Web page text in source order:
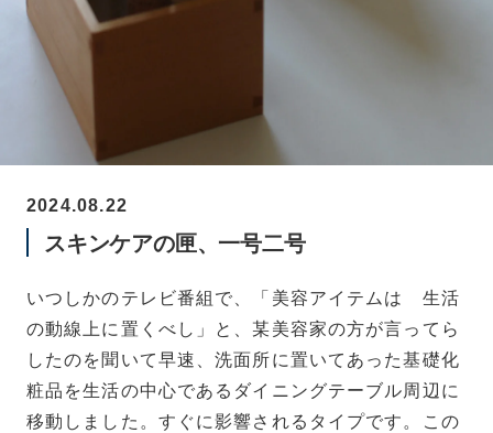
2024.08.22
スキンケアの匣、一号二号
いつしかのテレビ番組で、「美容アイテムは 生活
の動線上に置くべし」と、某美容家の方が言ってら
したのを聞いて早速、洗面所に置いてあった基礎化
粧品を生活の中心であるダイニングテーブル周辺に
移動しました。すぐに影響されるタイプです。この